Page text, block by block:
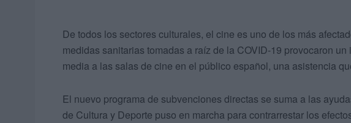
De todos los sectores culturales, el cine es uno de los más
medidas sanitarias tomadas a raíz de la COVID-19 provocaron
media a las salas de cine en el público español, una asistencia
El nuevo programa de subvenciones directas se suma a las
de Cultura y Deporte puso en marcha para contrarrestar los